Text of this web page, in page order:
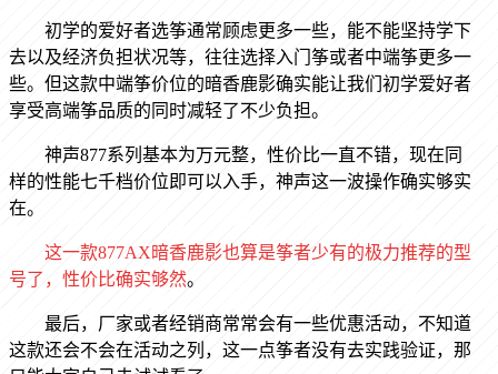
初学的爱好者选筝通常顾虑更多一些，能不能坚持学下
去以及经济负担状况等，往往选择入门筝或者中端筝更多一
些。但这款中端筝价位的暗香鹿影确实能让我们初学爱好者
享受高端筝品质的同时减轻了不少负担。
神声877系列基本为万元整，性价比一直不错，现在同
样的性能七千档价位即可以入手，神声这一波操作确实够实
在。
这一款877AX暗香鹿影也算是筝者少有的极力推荐的型
号了，性价比确实够然。
最后，厂家或者经销商常常会有一些优惠活动，不知道
这款还会不会在活动之列，这一点筝者没有去实践验证，那